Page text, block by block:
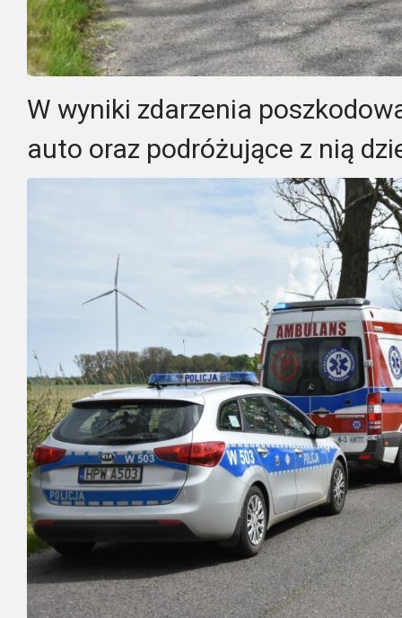
W wyniki zdarzenia
auto oraz podróżujące z nią